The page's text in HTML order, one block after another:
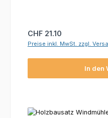
Regulärer Preis:
CHF 21.10
Preise inkl. MwSt. zzgl.
In den